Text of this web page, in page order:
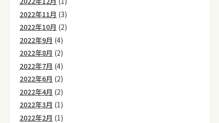
2022年11月 (3)
2022年10月 (2)
2022年9月 (4)
2022年8月 (2)
2022年7月 (4)
2022年6月 (2)
2022年4月 (2)
2022年3月 (1)
2022年2月 (1)